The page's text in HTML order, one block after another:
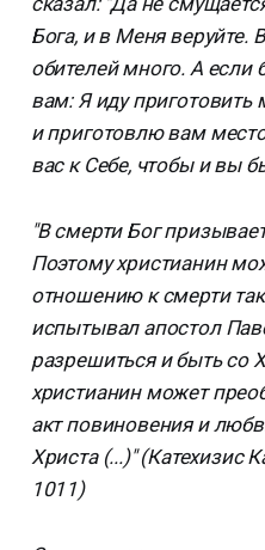
Бога, и в Меня веруйте.
обителей много. А если
вам: Я иду приготовить
и приготовлю вам
вас к Себе, чтобы и вы
"В смерти Бог
Поэтому христианин
отношению к смерти
испытывал апостол
разрешиться и быть со
христианин может
акт повиновения и
Христа (...)" (Катехизис
1011)